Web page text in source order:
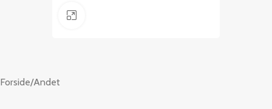
Forside/Andet